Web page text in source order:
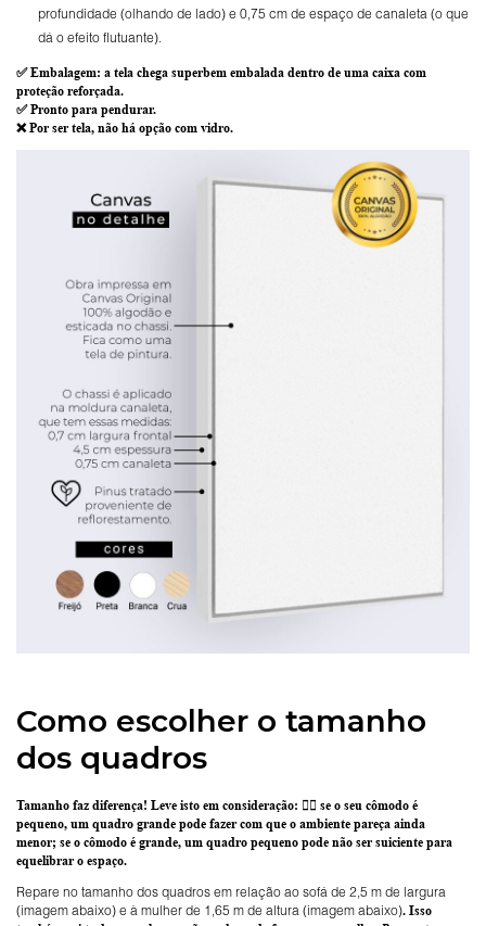
profundidade (olhando de lado) e 0,75 cm de espaço de canaleta (o que
dá o efeito flutuante).
✅Embalagem: a tela chega superbem embalada dentro de uma caixa com
proteção reforçada.
✅Pronto para pendurar.
❌ Por ser tela, não há opção com vidro.
Como escolher o tamanho
dos quadros
Tamanho faz diferença! Leve isto em consideração: 👉🏽 se o seu cômodo é
pequeno, um quadro grande pode fazer com que o ambiente pareça ainda
menor; se o cômodo é grande, um quadro pequeno pode não ser suiciente para
equelibrar o espaço.
Repare no tamanho dos quadros em relação ao sofá de 2,5 m de largura
(imagem abaixo) e à mulher de 1,65 m de altura (imagem abaixo). Isso